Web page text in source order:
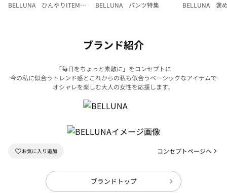
BELLUNA ひんやりITEM特
BELLUNA パンツ特集
BELLUNA 褒
ブランド紹介
「毎日をちょっと素敵に」をコンセプトに
今の私に似合うトレンド感とこれからの私も似合うベーシックなアイテムで
オシャレを楽しむ大人の女性を応援します。
コンセプトページへ
ブランドトップ